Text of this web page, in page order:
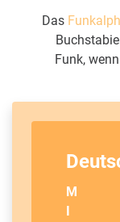
Das
Funk,
M